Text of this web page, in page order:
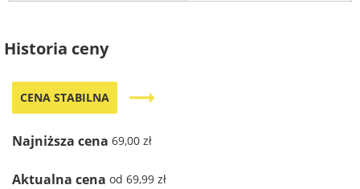
Historia ceny
CENA STABILNA trending_flat
Najniższa cena 69,00 zł
Aktualna cena od 69,99 zł